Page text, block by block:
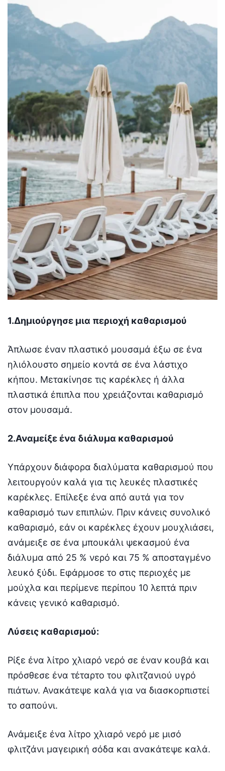
1.Δημιούργησε μια περιοχή καθαρισμού
Άπλωσε έναν πλαστικό μουσαμά έξω σε ένα
ηλιόλουστο σημείο κοντά σε ένα λάστιχο
κήπου. Μετακίνησε τις καρέκλες ή άλλα
πλαστικά έπιπλα που χρειάζονται καθαρισμό
στον μουσαμά.
2.Αναμείξε ένα διάλυμα καθαρισμού
Υπάρχουν διάφορα διαλύματα καθαρισμού που
λειτουργούν καλά για τις λευκές πλαστικές
καρέκλες. Επίλεξε ένα από αυτά για τον
καθαρισμό των επιπλών. Πριν κάνεις συνολικό
καθαρισμό, εάν οι καρέκλες έχουν μουχλιάσει,
ανάμειξε σε ένα μπουκάλι ψεκασμού ένα
διάλυμα από 25 % νερό και 75 % αποσταγμένο
λευκό ξύδι. Εφάρμοσε το στις περιοχές με
μούχλα και περίμενε περίπου 10 λεπτά πριν
κάνεις γενικό καθαρισμό.
Λύσεις καθαρισμού:
Ρίξε ένα λίτρο χλιαρό νερό σε έναν κουβά και
πρόσθεσε ένα τέταρτο του φλιτζανιού υγρό
πιάτων. Ανακάτεψε καλά για να διασκορπιστεί
το σαπούνι.
Ανάμειξε ένα λίτρο χλιαρό νερό με μισό
φλιτζάνι μαγειρική σόδα και ανακάτεψε καλά.